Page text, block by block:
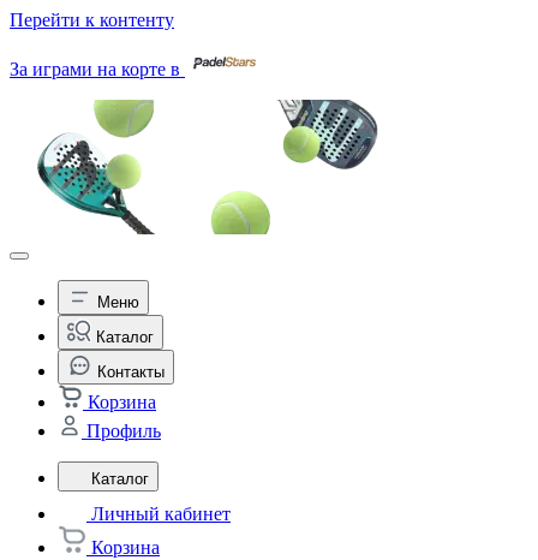
Перейти к контенту
За играми на корте в
Меню
Каталог
Контакты
Корзина
Профиль
Каталог
Личный кабинет
Корзина